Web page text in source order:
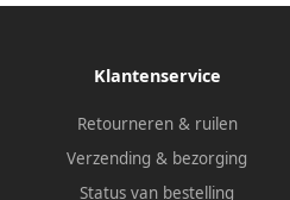
Klantenservice
Retourneren & ruilen
Verzending & bezorging
Status van bestelling